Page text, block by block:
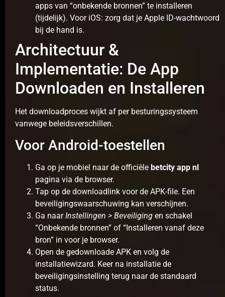
apps van “onbekende bronnen” te installeren
(tijdelijk). Voor iOS: zorg dat je Apple ID-wachtwoord
bij de hand is.
Architectuur &
Implementatie: De App
Downloaden en Installeren
Het downloadproces wijkt af per besturingssysteem
vanwege beleidsverschillen.
Voor Android-toestellen
Ga op je mobiel naar de officiële betcity app nl
pagina via de browser.
Tap op de downloadlink voor de APK-file. Een
beveiligingswaarschuwing kan verschijnen.
Ga naarInstellingen > Beveiliging en schakel
“Onbekende bronnen” of “Installeren vanaf deze
bron” in voor je browser.
Open de gedownloade APK en volg de
installatiewizard. Keer na installatie de
beveiligingsinstelling terug naar de standaard
status.